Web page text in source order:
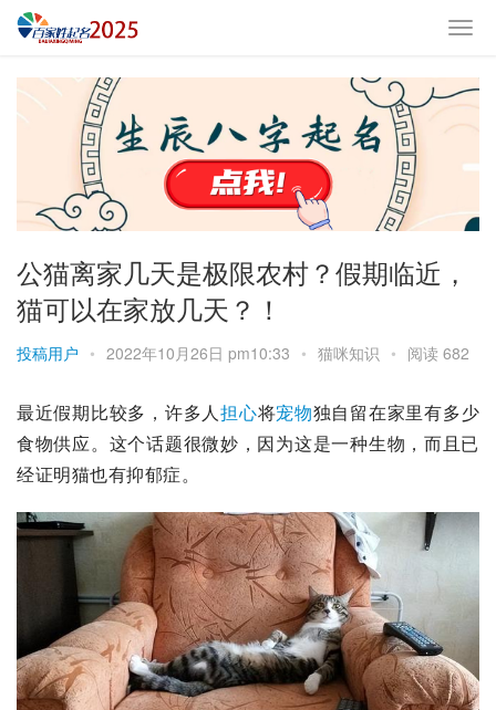
公猫离家几天是极限农村？假期临近，
猫可以在家放几天？！
投稿用户 • 2022年10月26日 pm10:33 • 猫咪知识 • 阅读 682
最近假期比较多，许多人担心将宠物独自留在家里有多少
食物供应。这个话题很微妙，因为这是一种生物，而且已
经证明猫也有抑郁症。